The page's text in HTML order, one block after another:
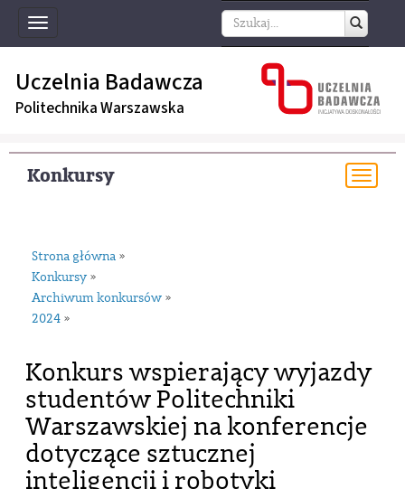
Toggle
navigation
Uczelnia Badawcza
Politechnika Warszawska
Konkursy
Strona główna »
Konkursy »
Archiwum konkursów »
2024 »
Konkurs wspierający wyjazdy
studentów Politechniki
Warszawskiej na konferencje
dotyczące sztucznej
inteligencji i robotyki